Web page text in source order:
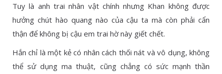
Tuy là anh trai nhân vật chính nhưng Khan không được
hưởng chút hào quang nào của cậu ta mà còn phải cẩn
thận để không bị cậu em trai hờ này giết chết.
Hắn chỉ là một kẻ có nhân cách thối nát và vô dụng, không
thể sử dụng ma thuật, cũng chẳng có sức mạnh thần